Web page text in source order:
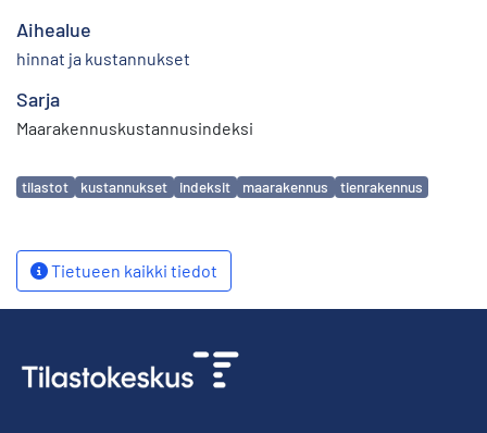
Aihealue
hinnat ja kustannukset
Sarja
Maarakennuskustannusindeksi
Avainsanat
tilastot kustannukset indeksit maarakennus tienrakennus
Tietueen kaikki tiedot